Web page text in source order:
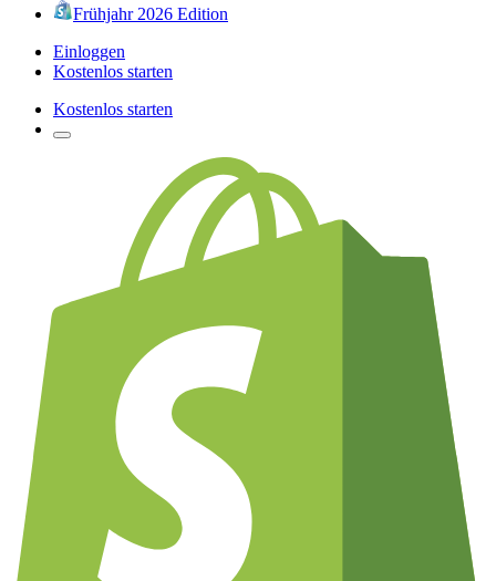
Frühjahr 2026 Edition
Einloggen
Kostenlos starten
Kostenlos starten